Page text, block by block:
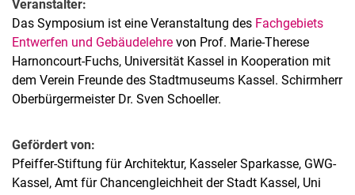
Veranstalter:
Das Symposium ist eine Veranstaltung des Fachgebiets
Entwerfen und Gebäudelehre von Prof. Marie-Therese
Harnoncourt-Fuchs, Universität Kassel in Kooperation mit
dem Verein Freunde des Stadtmuseums Kassel. Schirmherr
Oberbürgermeister Dr. Sven Schoeller.
Gefördert von:
Pfeiffer-Stiftung für Architektur, Kasseler Sparkasse, GWG-
Kassel, Amt für Chancengleichheit der Stadt Kassel, Uni